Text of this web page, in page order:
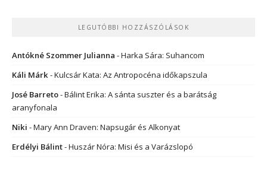
LEGUTÓBBI HOZZÁSZÓLÁSOK
Antókné Szommer Julianna -Harka Sára: Suhancom
Káli Márk-Kulcsár Kata: Az Antropocéna időkapszula
José Barreto-Bálint Erika: A sánta suszter és a barátság
aranyfonala
Niki -Mary Ann Draven: Napsugár és Alkonyat
Erdélyi Bálint-Huszár Nóra: Misi és a Varázslopó